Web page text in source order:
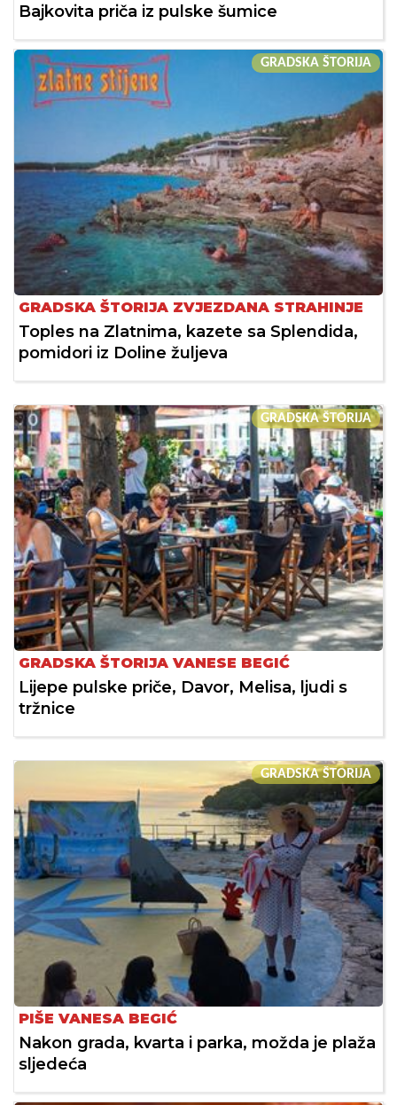
Bajkovita priča iz pulske šumice
GRADSKA ŠTORIJA
GRADSKA ŠTORIJA ZVJEZDANA STRAHINJE
Toples na Zlatnima, kazete sa Splendida,
pomidori iz Doline žuljeva
GRADSKA ŠTORIJA
GRADSKA ŠTORIJA VANESE BEGIĆ
Lijepe pulske priče, Davor, Melisa, ljudi s
tržnice
GRADSKA ŠTORIJA
PIŠE VANESA BEGIĆ
Nakon grada, kvarta i parka, možda je plaža
sljedeća